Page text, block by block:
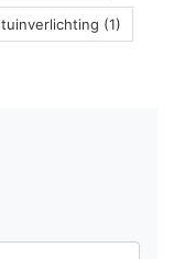
tuinverlichting (1)